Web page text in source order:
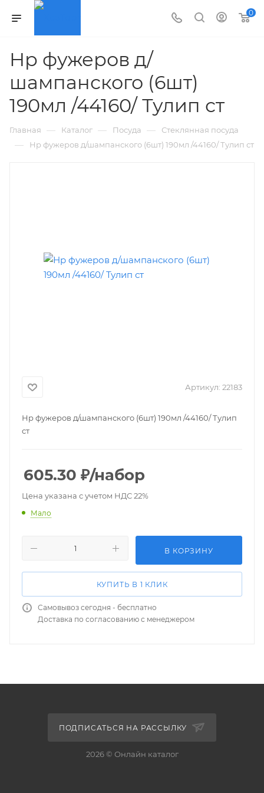
0
Нр фужеров д/
шампанского (6шт)
190мл /44160/ Тулип ст
Главная — Каталог — Посуда — Стеклянная посуда
— Нр фужеров д/шампанского (6шт) 190мл /44160/ Тулип ст
Артикул: 22183
Нр фужеров д/шампанского (6шт) 190мл /44160/ Тулип
ст
605.30 ₽/набор
Цена указана с учетом НДС 22%
Мало
В КОРЗИНУ
КУПИТЬ В 1 КЛИК
Самовывоз сегодня - бесплатно
Доставка по согласованию с менеджером
ПОДПИСАТЬСЯ НА РАССЫЛКУ
2026 © Онлайн каталог